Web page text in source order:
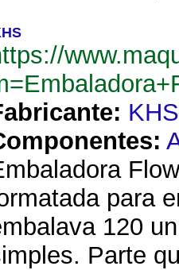
KHS
para
120
Parte